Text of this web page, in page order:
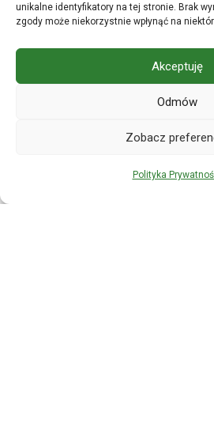
unikalne identyfikatory na tej stronie. Brak
zgody może niekorzystnie wpłynąć na
Akceptuję
Odmów
Zobacz
Polityka
Powodzenia!
materiały do nauki na Zakres 1!​